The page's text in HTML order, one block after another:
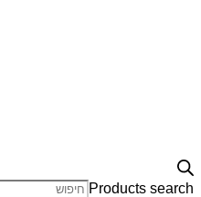
Products search